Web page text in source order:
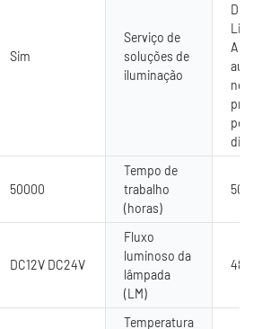
Sim
Serviço de
soluções de
iluminação
no
50000
Tempo de
trabalho
(horas)
DC12V DC24V
Fluxo
luminoso da
lâmpada
(LM)
480
Temperatura